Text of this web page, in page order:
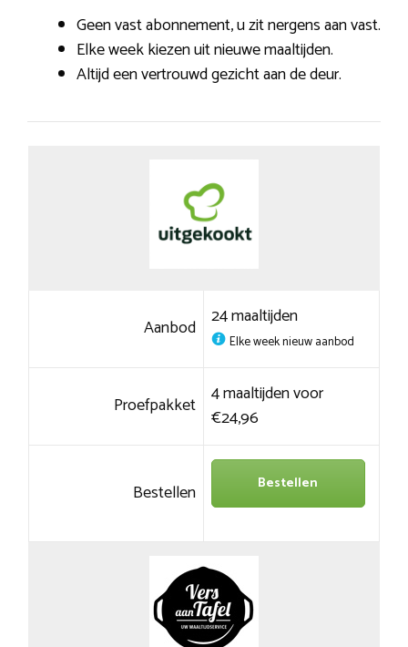
Geen vast abonnement, u zit nergens aan vast.
Elke week kiezen uit nieuwe maaltijden.
Altijd een vertrouwd gezicht aan de deur.
Aanbod 24 maaltijden
Elke week nieuw aanbod
Proefpakket 4 maaltijden voor
€24,96
Bestellen Bestellen